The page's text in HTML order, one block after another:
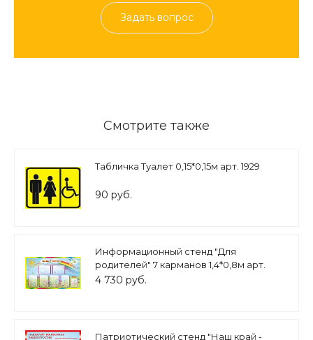
Задать вопрос
Смотрите также
Табличка Туалет 0,15*0,15м арт. 1929
90 руб.
Информационный стенд "Для
родителей" 7 карманов 1,4*0,8м арт.
ДР144
4 730 руб.
Патриотический стенд "Наш край -